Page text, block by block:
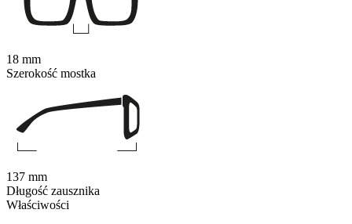
Właściwości
18 mm
Szerokość mostka
137 mm
Długość zausznika